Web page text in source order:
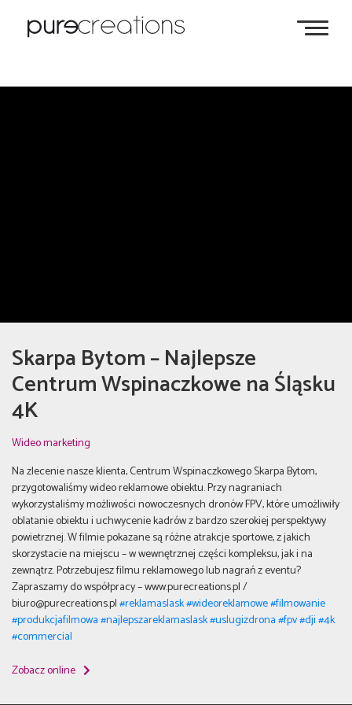
Skarpa Bytom – Najlepsze
Centrum Wspinaczkowe na Śląsku
4K
Wideo marketing
Na zlecenie nasze klienta, Centrum Wspinaczkowego Skarpa Bytom,
przygotowaliśmy wideo reklamowe obiektu. Przy nagraniach
wykorzystaliśmy możliwości nowoczesnych dronów FPV, które umożliwiły
oblatanie obiektu i uchwycenie kadrów z bardzo szerokiej perspektywy
powietrznej. W filmie pokazane są różne atrakcje sportowe, z jakich
skorzystacie na miejscu – w wewnętrznej części kompleksu, jak i na
zewnątrz. Potrzebujesz filmu reklamowego lub nagrań z eventu?
Zapraszamy do współpracy – www.purecreations.pl /
biuro@purecreations.pl#reklamaslask#wideoreklamowe#filmowanie
#produkcjafilmowa#najlepszareklamaslask#uslugizdrona#fpv#dji#4k
#commercial
Zobacz online